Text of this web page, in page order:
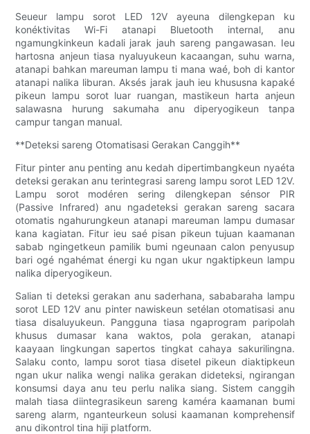
Seueur lampu sorot LED 12V ayeuna dilengkepan ku
konéktivitas Wi-Fi atanapi Bluetooth internal, anu
ngamungkinkeun kadali jarak jauh sareng pangawasan. Ieu
hartosna anjeun tiasa nyaluyukeun kacaangan, suhu warna,
atanapi bahkan mareuman lampu ti mana waé, boh di kantor
atanapi nalika liburan. Aksés jarak jauh ieu khususna kapaké
pikeun lampu sorot luar ruangan, mastikeun harta anjeun
salawasna hurung sakumaha anu diperyogikeun tanpa
campur tangan manual.
**Deteksi sareng Otomatisasi Gerakan Canggih**
Fitur pinter anu penting anu kedah dipertimbangkeun nyaéta
deteksi gerakan anu terintegrasi sareng lampu sorot LED 12V.
Lampu sorot modéren sering dilengkepan sénsor PIR
(Passive Infrared) anu ngadeteksi gerakan sareng sacara
otomatis ngahurungkeun atanapi mareuman lampu dumasar
kana kagiatan. Fitur ieu saé pisan pikeun tujuan kaamanan
sabab ngingetkeun pamilik bumi ngeunaan calon penyusup
bari ogé ngahémat énergi ku ngan ukur ngaktipkeun lampu
nalika diperyogikeun.
Salian ti deteksi gerakan anu saderhana, sababaraha lampu
sorot LED 12V anu pinter nawiskeun setélan otomatisasi anu
tiasa disaluyukeun. Pangguna tiasa ngaprogram paripolah
khusus dumasar kana waktos, pola gerakan, atanapi
kaayaan lingkungan sapertos tingkat cahaya sakurilingna.
Salaku conto, lampu sorot tiasa disetel pikeun diaktipkeun
ngan ukur nalika wengi nalika gerakan dideteksi, ngirangan
konsumsi daya anu teu perlu nalika siang. Sistem canggih
malah tiasa diintegrasikeun sareng kaméra kaamanan bumi
sareng alarm, nganteurkeun solusi kaamanan komprehensif
anu dikontrol tina hiji platform.